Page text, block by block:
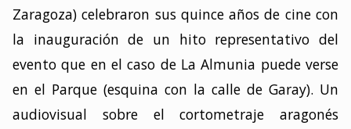
Zaragoza) celebraron sus quince años de cine con
la inauguración de un hito representativo del
evento que en el caso de La Almunia puede verse
en el Parque (esquina con la calle de Garay). Un
audiovisual sobre el cortometraje aragonés